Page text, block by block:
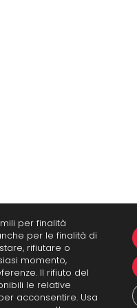
per finalità
per le finalità di
rifiutare o
momento,
Il rifiuto del
le relative
acconsentire. Usa